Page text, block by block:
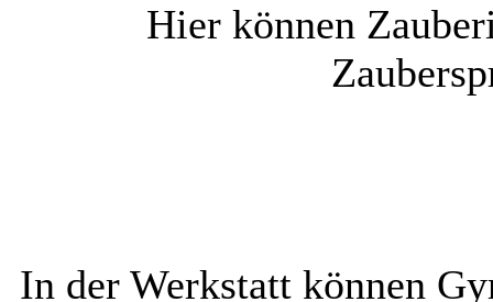
Hier können
In der Werkstatt können